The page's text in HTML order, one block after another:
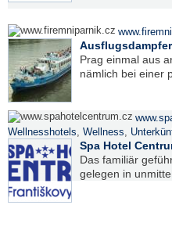
Prag einmal aus
nämlich bei einer
Wellnesshotels, Wellness,
Spa Hotel
Das familiär
gelegen in